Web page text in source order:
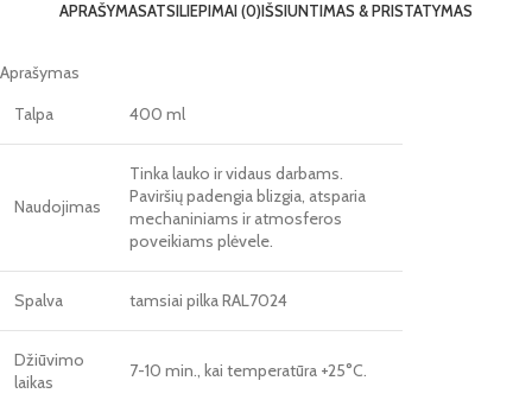
APRAŠYMASATSILIEPIMAI (0)IŠSIUNTIMAS & PRISTATYMAS
Aprašymas
Talpa
400 ml
Naudojimas
Tinka lauko ir vidaus darbams.
Paviršių padengia blizgia, atsparia
mechaniniams ir atmosferos
poveikiams plėvele.
Spalva tamsiai pilka RAL7024
Džiūvimo
laikas
7-10 min., kai temperatūra +25°C.